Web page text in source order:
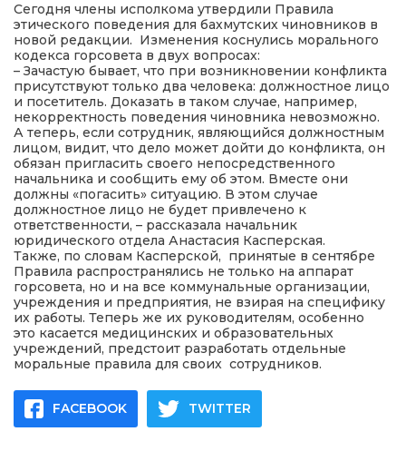
місія
Сегодня члены исполкома утвердили Правила
этического поведения для бахмутских чиновников в
новой редакции. Изменения коснулись морального
кодекса горсовета в двух вопросах:
– Зачастую бывает, что при возникновении конфликта
присутствуют только два человека: должностное лицо
и посетитель. Доказать в таком случае, например,
некорректность поведения чиновника невозможно.
А теперь, если сотрудник, являющийся должностным
лицом, видит, что дело может дойти до конфликта, он
обязан пригласить своего непосредственного
начальника и сообщить ему об этом. Вместе они
должны «погасить» ситуацию. В этом случае
должностное лицо не будет привлечено к
ответственности, – рассказала начальник
юридического отдела Анастасия Касперская.
Также, по словам Касперской, принятые в сентябре
Правила распространялись не только на аппарат
горсовета, но и на все коммунальные организации,
учреждения и предприятия, не взирая на специфику
их работы. Теперь же их руководителям, особенно
это касается медицинских и образовательных
учреждений, предстоит разработать отдельные
моральные правила для своих сотрудников.
FACEBOOK TWITTER